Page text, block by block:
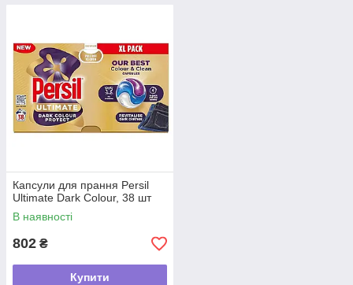
Капсули для прання Persil
Ultimate Dark Colour, 38 шт
В наявності
802 ₴
Купити